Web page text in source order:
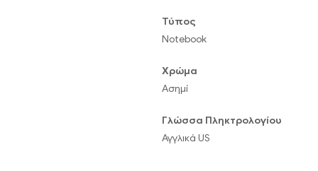
Τύπος
Notebook
Χρώμα
Ασημί
Γλώσσα Πληκτρολογίου
Αγγλικά US